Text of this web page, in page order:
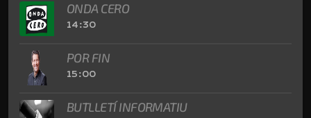
ONDA CERO
14:30
POR FIN
15:00
BUTLLETÍ INFORMATIU